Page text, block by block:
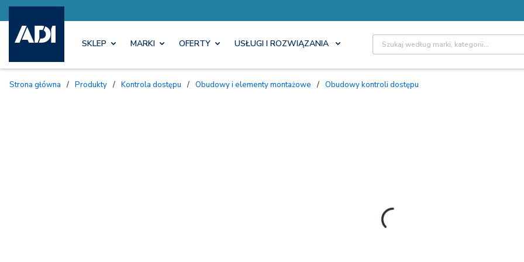
SKLEP MARKI OFERTY USŁUGI I ROZWIĄZANIA Site Search
Strona główna / Produkty / Kontrola dostępu / Obudowy i elementy montażowe / Obudowy kontroli dostępu